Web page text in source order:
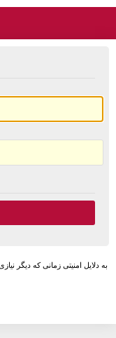
به دلایل امنیتی زمانی که دیگر